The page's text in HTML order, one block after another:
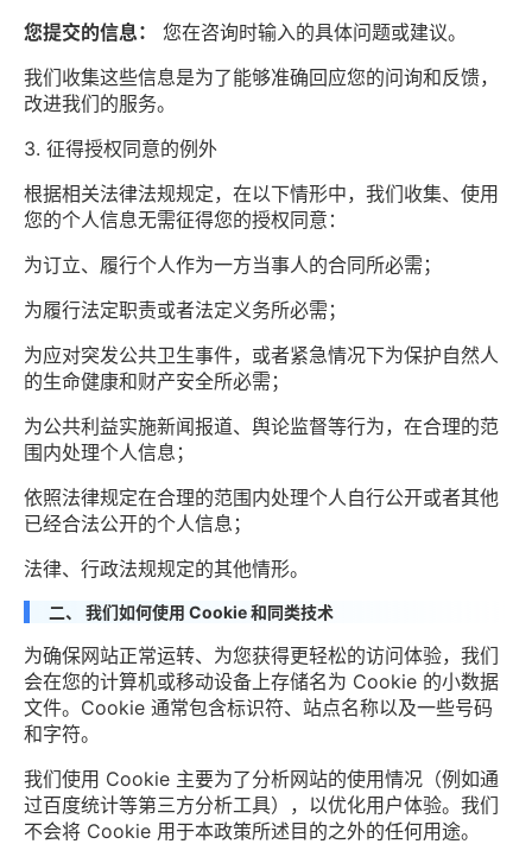
您提交的信息：
您在咨询时输入的具体问题或建议。
我们收集这些信息是为了能够准确回应您的问询和反馈，
改进我们的服务。
3. 征得授权同意的例外
根据相关法律法规规定，在以下情形中，我们收集、使用
您的个人信息无需征得您的授权同意：
为订立、履行个人作为一方当事人的合同所必需；
为履行法定职责或者法定义务所必需；
为应对突发公共卫生事件，或者紧急情况下为保护自然人
的生命健康和财产安全所必需；
为公共利益实施新闻报道、舆论监督等行为，在合理的范
围内处理个人信息；
依照法律规定在合理的范围内处理个人自行公开或者其他
已经合法公开的个人信息；
法律、行政法规规定的其他情形。
二、 我们如何使用 Cookie 和同类技术
为确保网站正常运转、为您获得更轻松的访问体验，我们
会在您的计算机或移动设备上存储名为 Cookie 的小数据
文件。Cookie 通常包含标识符、站点名称以及一些号码
和字符。
我们使用 Cookie 主要为了分析网站的使用情况（例如通
过百度统计等第三方分析工具），以优化用户体验。我们
不会将 Cookie 用于本政策所述目的之外的任何用途。